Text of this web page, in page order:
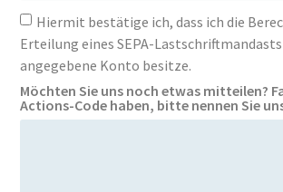
Hiermit bestätige ich, dass ich die
Erteilung eines SEPA-
angegebene Konto besitze.
Möchten Sie uns noch etwas mitteilen?
Actions-Code haben, bitte nennen Sie